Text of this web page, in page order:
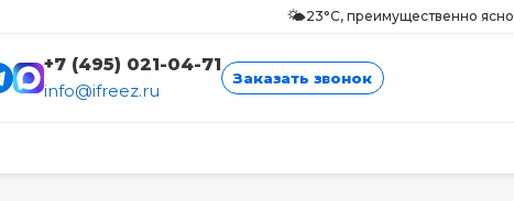
🌤️23°C, преимущественно ясно
+7 (495) 021-04-71
info@ifreez.ru
Заказать звонок